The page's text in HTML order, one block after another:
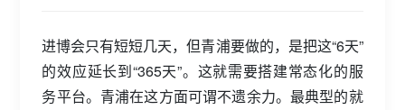
进博会只有短短几天，但青浦要做的，是把这“6天”
的效应延长到“365天”。这就需要搭建常态化的服
务平台。青浦在这方面可谓不遗余力。最典型的就